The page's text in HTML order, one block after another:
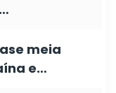
meia
e…